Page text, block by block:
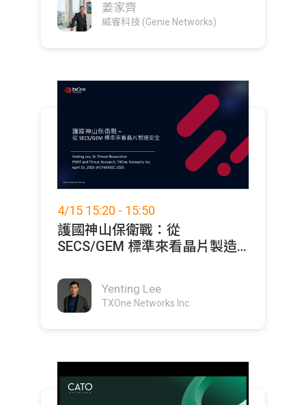
姜家齊
威睿科技 (Genie Networks)
4/15 15:20 - 15:50
護國神山保衛戰：從
SECS/GEM 標準來看晶片製造
Yenting Lee
TXOne Networks Inc.